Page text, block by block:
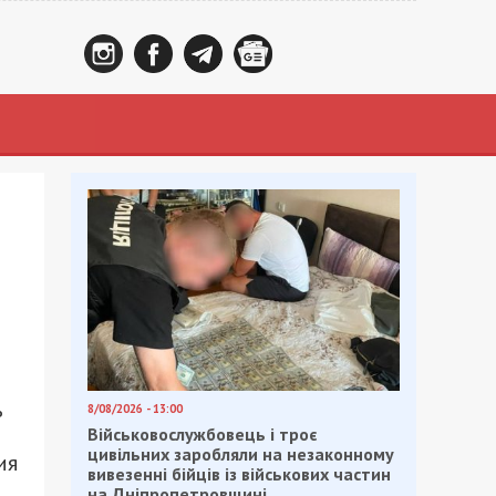
8/08/2026 - 13:00
Військовослужбовець і троє
цивільних заробляли на незаконному
вивезенні бійців із військових частин